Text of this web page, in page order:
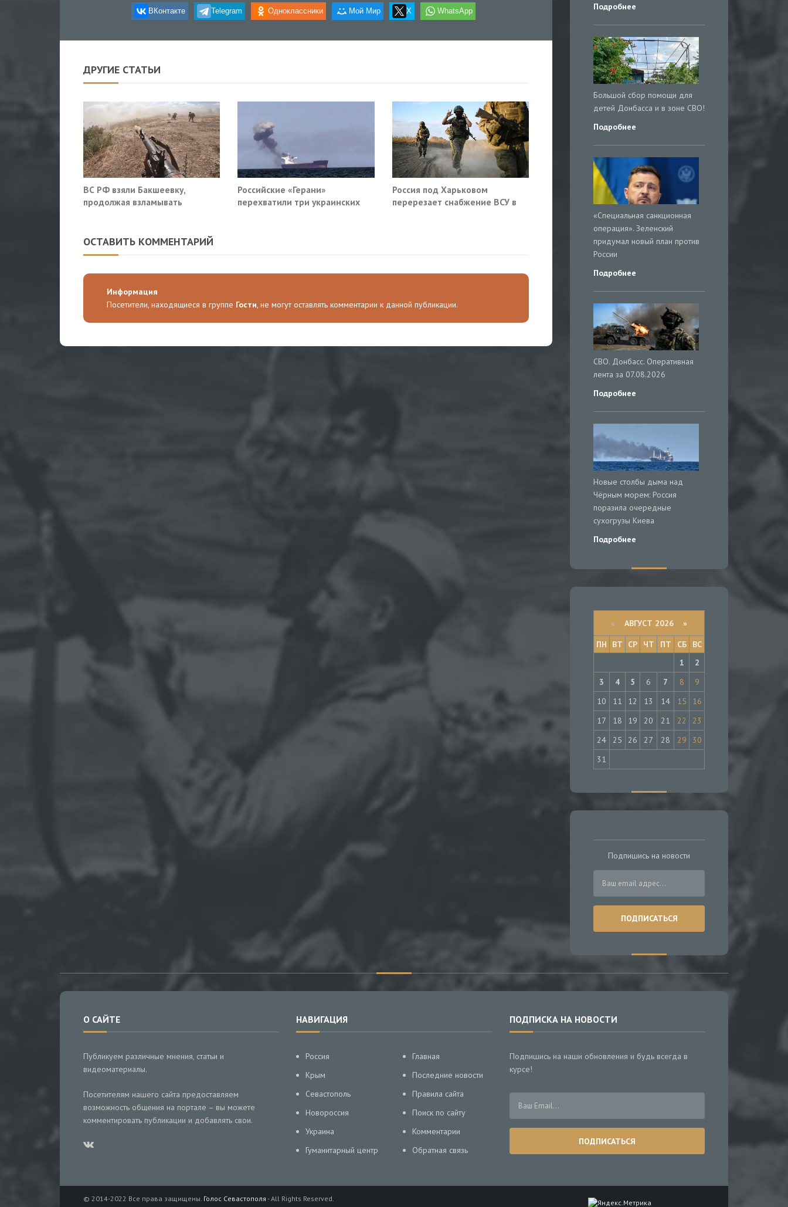
ВКонтакте Telegram Одноклассники Мой Мир X WhatsApp
ДРУГИЕ СТАТЬИ
ВС РФ взяли Бакшеевку,
продолжая взламывать
Российские «Герани»
перехватили три украинских
Россия под Харьковом
перерезает снабжение ВСУ в
ОСТАВИТЬ КОММЕНТАРИЙ
Информация
Посетители, находящиеся в группе Гости, не могут оставлять комментарии к данной публикации.
Подробнее
Большой сбор помощи для
детей Донбасса и в зоне СВО!
Подробнее
«Специальная санкционная
операция». Зеленский
придумал новый план против
России
Подробнее
СВО. Донбасс. Оперативная
лента за 07.08.2026
Подробнее
Новые столбы дыма над
Чёрным морем: Россия
поразила очередные
сухогрузы Киева
Подробнее
« АВГУСТ 2026 »
ПН
ВТ СР ЧТ ПТ СБ
ВС
1
2
3
4 5 6 7 8
9
10
11 12 13 14 15
16
17
18 19 20 21 22
23
24
25 26 27 28 29
30
31
Подпишись на новости
О САЙТЕ
Публикуем различные мнения, статьи и
видеоматериалы.
Посетителям нашего сайта предоставляем
возможность общения на портале – вы можете
комментировать публикации и добавлять свои.
НАВИГАЦИЯ
Россия
Крым
Севастополь
Новороссия
Украина
Гуманитарный центр
Главная
Последние новости
Правила сайта
Поиск по сайту
Комментарии
Обратная связь
ПОДПИСКА НА НОВОСТИ
Подпишись на наши обновления и будь всегда в
курсе!
© 2014-2022 Все права защищены. Голос Севастополя - All Rights Reserved.